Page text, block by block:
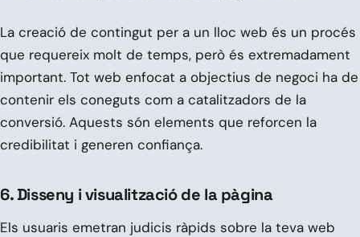
La creació de contingut per a un lloc web és un procés
que requereix molt de temps, però és extremadament
important. Tot web enfocat a objectius de negoci ha de
contenir els coneguts com a catalitzadors de la
conversió. Aquests són elements que reforcen la
credibilitat i generen confiança.
6. Disseny i visualització de la pàgina
Els usuaris emetran judicis ràpids sobre la teva web